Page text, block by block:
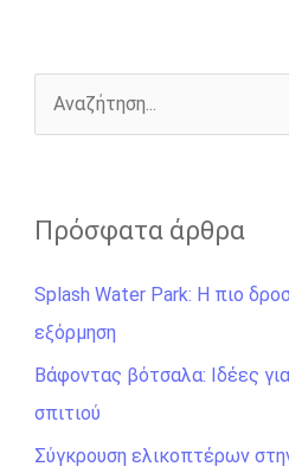
k
e
r
ζ
τ
η
σ
η
γ
Πρόσφατα άρθρα
Splash Water Park: Η πιο
εξόρμηση
Βάφοντας βότσαλα: Ιδέες
σπιτιού
Σύγκρουση ελικοπτέρων